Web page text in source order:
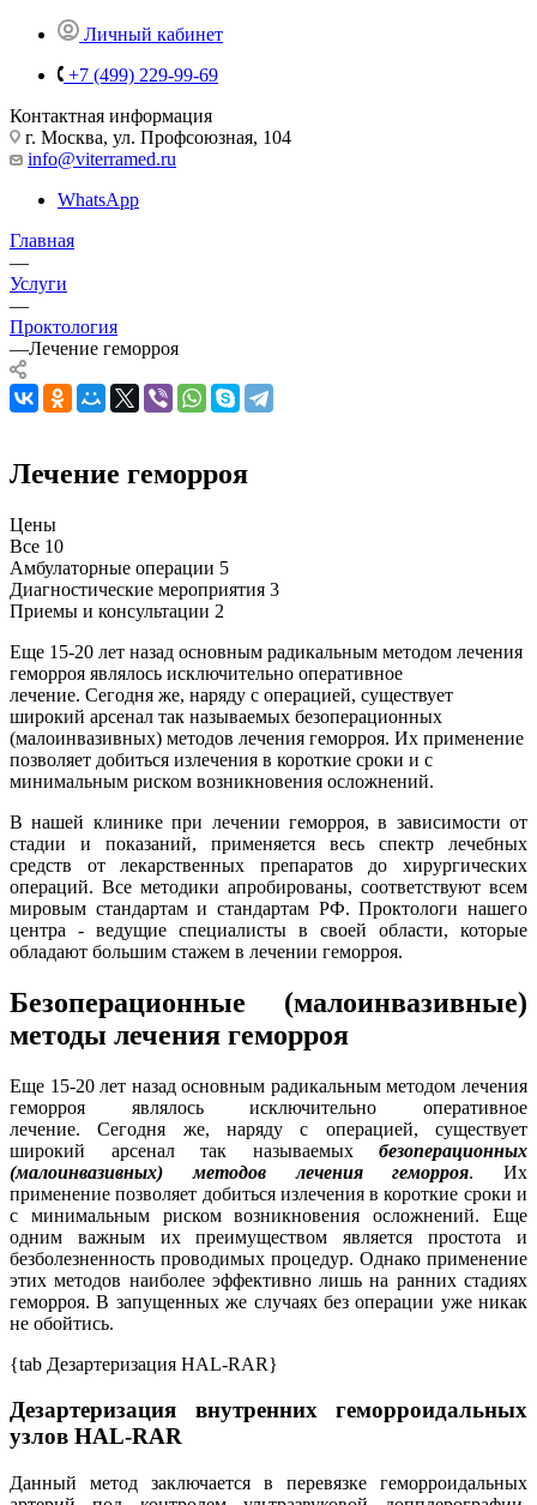
Личный кабинет
+7 (499) 229-99-69
Контактная информация
г. Москва, ул. Профсоюзная, 104
info@viterramed.ru
WhatsApp
Главная
—
Услуги
—
Проктология
—Лечение геморроя
Лечение геморроя
Цены
Все 10
Амбулаторные операции 5
Диагностические мероприятия 3
Приемы и консультации 2
Еще 15-20 лет назад основным радикальным методом лечения
геморроя являлось исключительно оперативное
лечение. Сегодня же, наряду с операцией, существует
широкий арсенал так называемых безоперационных
(малоинвазивных) методов лечения геморроя. Их применение
позволяет добиться излечения в короткие сроки и с
минимальным риском возникновения осложнений.
В нашей клинике при лечении геморроя, в зависимости от
стадии и показаний, применяется весь спектр лечебных
средств от лекарственных препаратов до хирургических
операций. Все методики апробированы, соответствуют всем
мировым стандартам и стандартам РФ. Проктологи нашего
центра - ведущие специалисты в своей области, которые
обладают большим стажем в лечении геморроя.
Безоперационные (малоинвазивные)
методы лечения геморроя
Еще 15-20 лет назад основным радикальным методом лечения
геморроя являлось исключительно оперативное
лечение. Сегодня же, наряду с операцией, существует
широкий арсенал так называемых безоперационных
(малоинвазивных) методов лечения геморроя. Их
применение позволяет добиться излечения в короткие сроки и
с минимальным риском возникновения осложнений. Еще
одним важным их преимуществом является простота и
безболезненность проводимых процедур. Однако применение
этих методов наиболее эффективно лишь на ранних стадиях
геморроя. В запущенных же случаях без операции уже никак
не обойтись.
{tab Дезартеризация HAL-RAR}
Дезартеризация внутренних геморроидальных
узлов HAL-RAR
Данный метод заключается в перевязке геморроидальных